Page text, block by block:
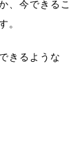
、今できるこ
。
きるような